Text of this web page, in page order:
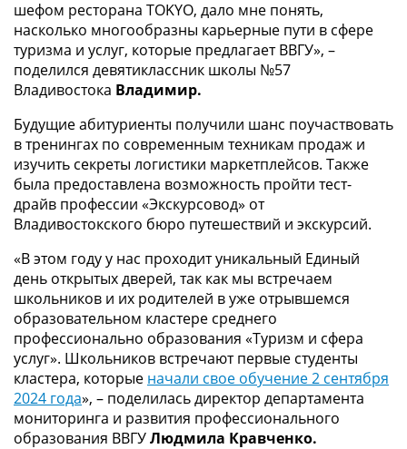
шефом ресторана TOKYO, дало мне понять,
насколько многообразны карьерные пути в сфере
туризма и услуг, которые предлагает ВВГУ», –
поделился девятиклассник школы №57
Владивостока Владимир.
Будущие абитуриенты получили шанс поучаствовать
в тренингах по современным техникам продаж и
изучить секреты логистики маркетплейсов. Также
была предоставлена возможность пройти тест-
драйв профессии «Экскурсовод» от
Владивостокского бюро путешествий и экскурсий.
«В этом году у нас проходит уникальный Единый
день открытых дверей, так как мы встречаем
школьников и их родителей в уже отрывшемся
образовательном кластере среднего
профессионально образования «Туризм и сфера
услуг». Школьников встречают первые студенты
кластера, которые начали свое обучение 2 сентября
2024 года», – поделилась директор департамента
мониторинга и развития профессионального
образования ВВГУЛюдмила Кравченко.